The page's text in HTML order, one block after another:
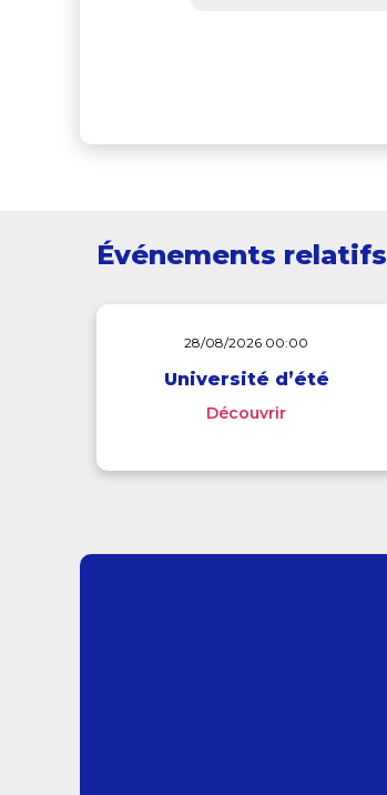
Événements relatifs
28/08/2026 00:00
Université d’été
Découvrir